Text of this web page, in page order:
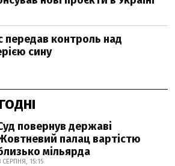
передав контроль над
сину
повернув державі
палац вартістю
мільярда
СЕРПНЯ, 15:15